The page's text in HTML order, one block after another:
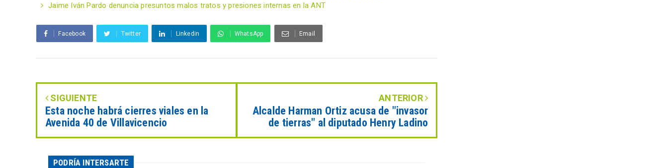
Jaime Iván Pardo denuncia presuntos malos tratos y presiones internas en la ANT
Facebook Twitter Linkedin WhatsApp Email
SIGUIENTE
Esta noche habrá cierres viales en la
Avenida 40 de Villavicencio
ANTERIOR
Alcalde Harman Ortiz acusa de "invasor
de tierras" al diputado Henry Ladino
PODRÍA INTERSARTE